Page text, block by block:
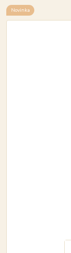
Novinka